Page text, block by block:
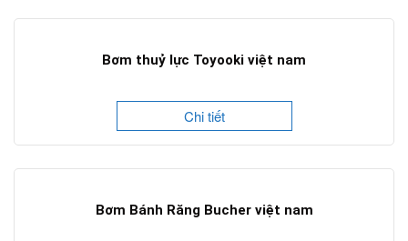
Bơm thuỷ lực Toyooki việt nam
Chi tiết
Bơm Bánh Răng Bucher việt nam